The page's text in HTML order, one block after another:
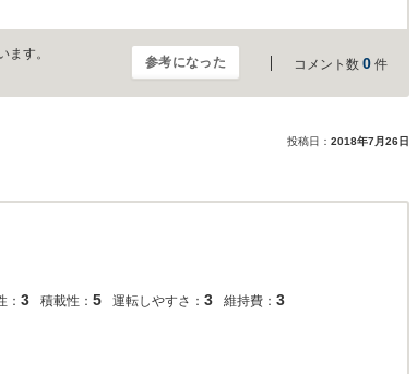
す。
参考になった コメント数 0 件
投稿日： 2018年7月26日
： 3 積載性： 5 運転しやすさ： 3 維持費： 3